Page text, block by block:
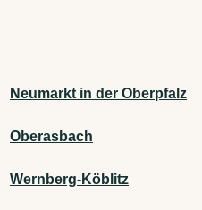
Neumarkt in der Oberpfalz
Oberasbach
Wernberg-Köblitz